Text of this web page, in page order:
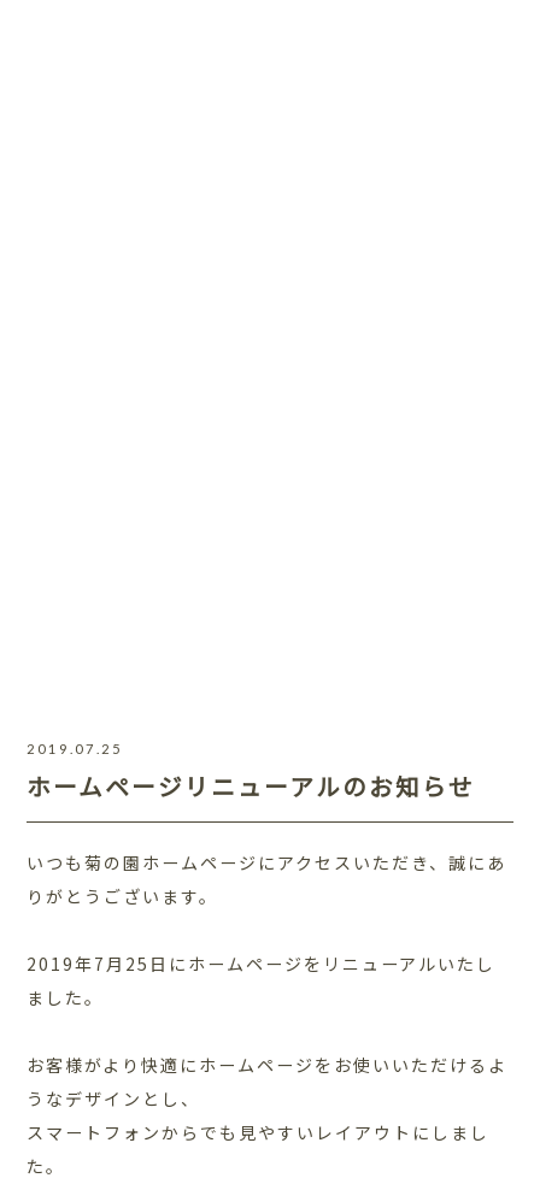
2019.07.25
ホームページリニューアルのお知らせ
いつも菊の園ホームページにアクセスいただき、誠にあ
りがとうございます。
2019年7月25日にホームページをリニューアルいたし
ました。
お客様がより快適にホームページをお使いいただけるよ
うなデザインとし、
スマートフォンからでも見やすいレイアウトにしまし
た。